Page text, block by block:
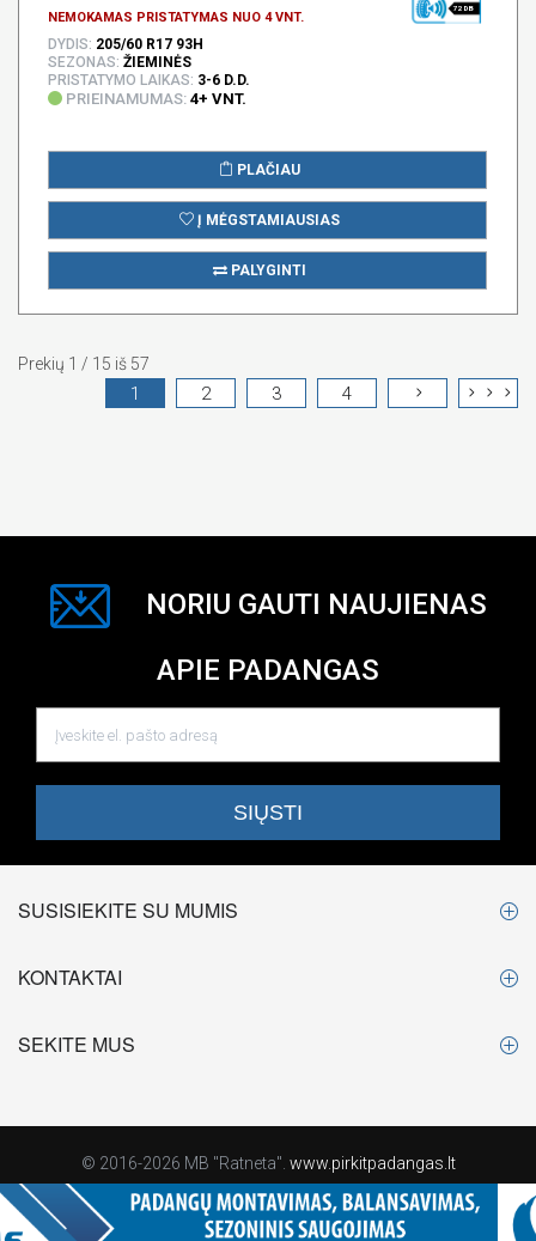
NEMOKAMAS PRISTATYMAS NUO 4 VNT.
72 DB
DYDIS: 205/60 R17 93H
SEZONAS: ŽIEMINĖS
PRISTATYMO LAIKAS: 3-6 D.D.
PRIEINAMUMAS: 4+ VNT.
PLAČIAU
Į MĖGSTAMIAUSIAS
PALYGINTI
Prekių 1 / 15 iš 57
1 2 3 4
NORIU GAUTI NAUJIENAS
APIE PADANGAS
SUSISIEKITE SU MUMIS
KONTAKTAI
SEKITE MUS
© 2016-2026 MB "Ratneta". www.pirkitpadangas.lt